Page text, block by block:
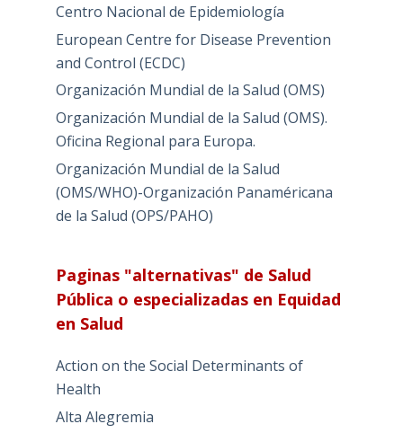
Centro Nacional de Epidemiología
European Centre for Disease Prevention
and Control (ECDC)
Organización Mundial de la Salud (OMS)
Organización Mundial de la Salud (OMS).
Oficina Regional para Europa.
Organización Mundial de la Salud
(OMS/WHO)-Organización Panaméricana
de la Salud (OPS/PAHO)
Paginas "alternativas" de Salud
Pública o especializadas en Equidad
en Salud
Action on the Social Determinants of
Health
Alta Alegremia